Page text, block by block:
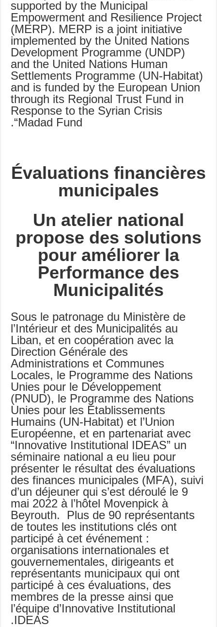
supported by the Municipal
Empowerment and Resilience Project
(MERP). MERP is a joint initiative
implemented by the United Nations
Development Programme (UNDP)
and the United Nations Human
Settlements Programme (UN-Habitat)
and is funded by the European Union
through its Regional Trust Fund in
Response to the Syrian Crisis
“Madad Fund.
Évaluations financières
municipales
Un atelier national
propose des solutions
pour améliorer la
Performance des
Municipalités
Sous le patronage du Ministère de
l’Intérieur et des Municipalités au
Liban, et en coopération avec la
Direction Générale des
Administrations et Communes
Locales, le Programme des Nations
Unies pour le Développement
(PNUD), le Programme des Nations
Unies pour les Établissements
Humains (UN-Habitat) et l’Union
Européenne, et en partenariat avec
“Innovative Institutional IDEAS” un
séminaire national a eu lieu pour
présenter le résultat des évaluations
des finances municipales (MFA), suivi
d’un déjeuner qui s’est déroulé le 9
mai 2022 à l’hôtel Movenpick à
Beyrouth. Plus de 90 représentants
de toutes les institutions clés ont
participé à cet événement :
organisations internationales et
gouvernementales, dirigeants et
représentants municipaux qui ont
participé à ces évaluations, des
membres de la presse ainsi que
l’équipe d’Innovative Institutional
IDEAS.